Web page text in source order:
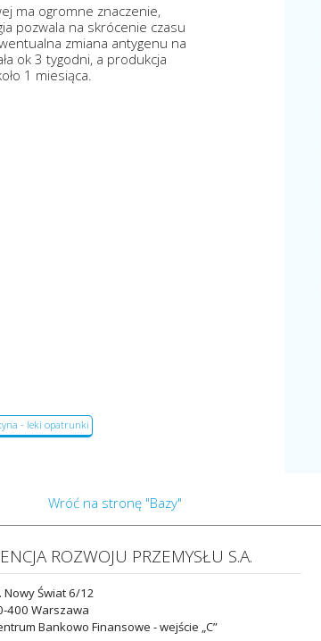
ma ogromne znaczenie,
pozwala na skrócenie czasu
zmiana antygenu na
ok 3 tygodni, a produkcja
1 miesiąca.
- leki opatrunki
Wróć na stronę "Bazy"
ROZWOJU PRZEMYSŁU S.A.
Nowy Świat 6/12
400 Warszawa
Bankowo Finansowe - wejście „C”